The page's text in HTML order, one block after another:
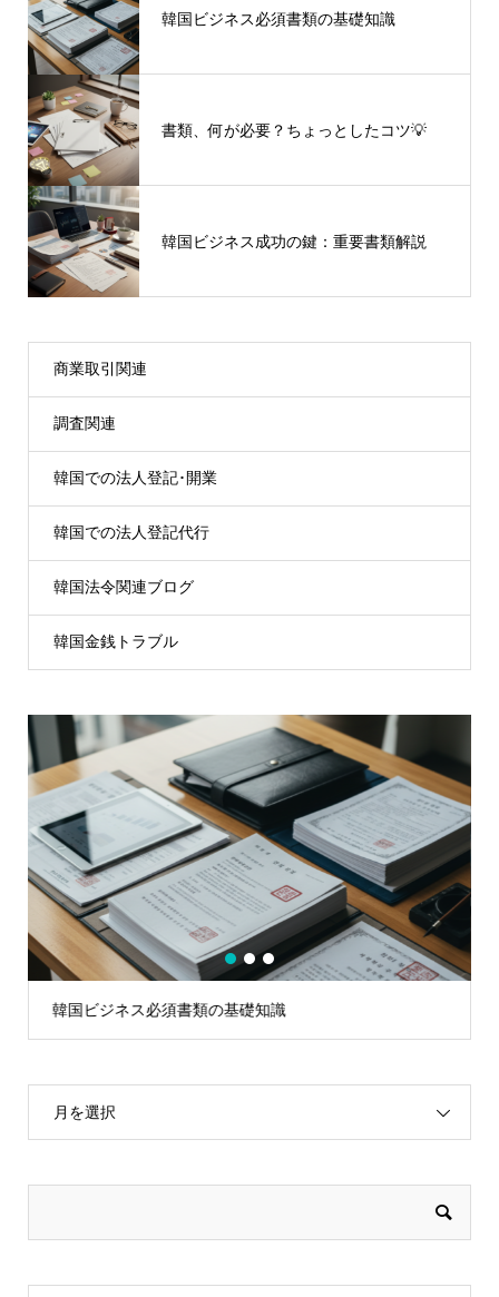
韓国ビジネス必須書類の基礎知識
書類、何が必要？ちょっとしたコツ💡
韓国ビジネス成功の鍵：重要書類解説
商業取引関連
調査関連
韓国での法人登記･開業
韓国での法人登記代行
韓国法令関連ブログ
韓国金銭トラブル
韓国ビジネス必須書類の基礎知識
1 2 3
月を選択